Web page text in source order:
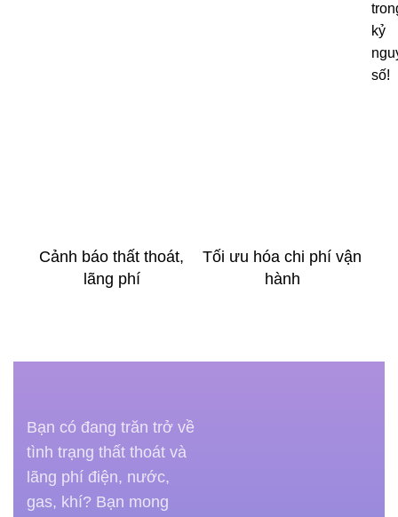
kỷ
số!
Cảnh báo thất thoát,
lãng phí
Tối ưu hóa chi phí vận
hành
Bạn có đang trăn trở về
tình trạng thất thoát và
lãng phí điện, nước,
gas, khí? Bạn mong